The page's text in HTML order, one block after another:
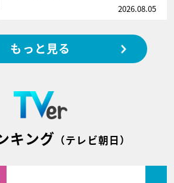
2026.08.05
もっと見る
キング （テレビ朝日）